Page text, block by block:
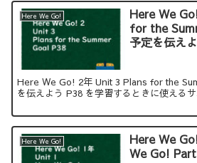
Here We Go!
Here We
for the
予定を伝え
Here We Go! 2年 Unit 3 Plans for the
を伝えよう P38 を学習するときに使えるサ
Here We Go!
Here We
We Go!